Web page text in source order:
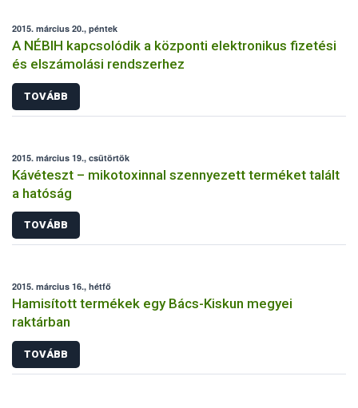
2015. március 20., péntek
A NÉBIH kapcsolódik a központi elektronikus fizetési
és elszámolási rendszerhez
TOVÁBB
2015. március 19., csütörtök
Kávéteszt – mikotoxinnal szennyezett terméket talált
a hatóság
TOVÁBB
2015. március 16., hétfő
Hamisított termékek egy Bács-Kiskun megyei
raktárban
TOVÁBB